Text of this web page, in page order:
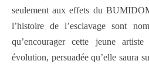
seulement aux effets du
l’histoire de l’esclavage sont
qu’encourager cette jeune
évolution, persuadée qu’elle saura